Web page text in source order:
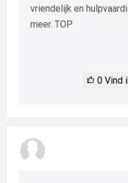
vriendelijk en
meer. TOP
0 Vind